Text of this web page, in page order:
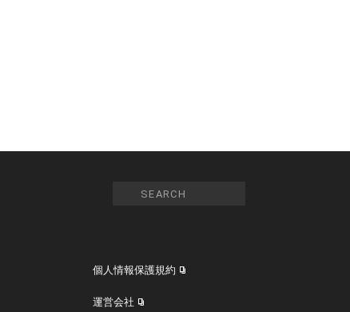
個人情報保護規約
運営会社